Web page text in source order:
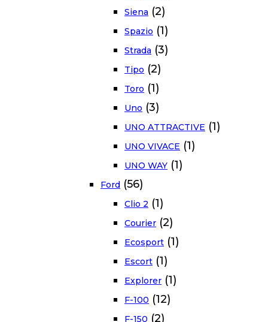
Siena (2)
Spazio (1)
Strada (3)
Tipo (2)
Toro (1)
Uno (3)
UNO ATTRACTIVE (1)
UNO VIVACE (1)
UNO WAY (1)
Ford (56)
Clio 2 (1)
Courier (2)
Ecosport (1)
Escort (1)
Explorer (1)
F-100 (12)
F-150 (2)